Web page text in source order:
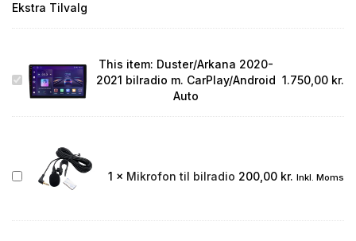
Ekstra Tilvalg
Duster/Arkana
2020-
CarPlay/Android
Auto
This item: Duster/Arkana 2020-
2021 bilradio m. CarPlay/Android
Auto
1.750,00 kr.
Mikrofon
1 × Mikrofon til bilradio 200,00 kr. Inkl. Moms